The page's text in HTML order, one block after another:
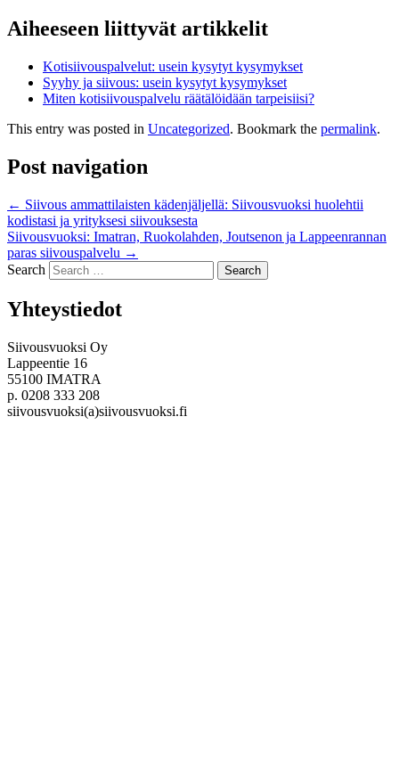
Aiheeseen liittyvät artikkelit
Kotisiivouspalvelut: usein kysytyt kysymykset
Syyhy ja siivous: usein kysytyt kysymykset
Miten kotisiivouspalvelu räätälöidään tarpeisiisi?
This entry was posted in Uncategorized. Bookmark the permalink.
Post navigation
← Siivous ammattilaisten kädenjäljellä: Siivousvuoksi huolehtii
kodistasi ja yrityksesi siivouksesta
Siivousvuoksi: Imatran, Ruokolahden, Joutsenon ja Lappeenrannan
paras siivouspalvelu →
Search
Yhteystiedot
Siivousvuoksi Oy
Lappeentie 16
55100 IMATRA
p. 0208 333 208
siivousvuoksi(a)siivousvuoksi.fi